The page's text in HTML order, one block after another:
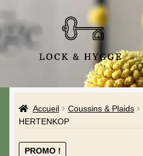
Le Studio
La Boutique
Accueil Coussins & Plaids
HERTENKOP
PROMO !